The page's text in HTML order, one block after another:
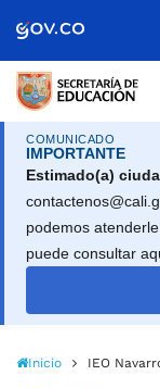
COMUNICADO
IMPORTANTE
Estimado(a)
podemos
puede consultar
Inicio IEO